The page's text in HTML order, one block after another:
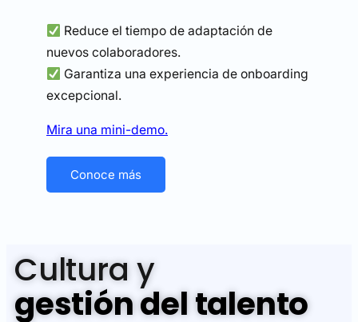
Reduce el tiempo de adaptación de
nuevos colaboradores.
Garantiza una experiencia de onboarding
excepcional.
Mira una mini-demo.
Conoce más
Cultura y
gestión del talento